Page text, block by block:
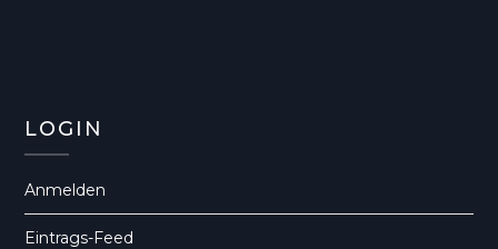
LOGIN
Anmelden
Eintrags-Feed